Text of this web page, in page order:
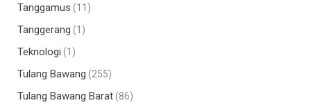
Tanggamus (11)
Tanggerang (1)
Teknologi (1)
Tulang Bawang (255)
Tulang Bawang Barat(86)